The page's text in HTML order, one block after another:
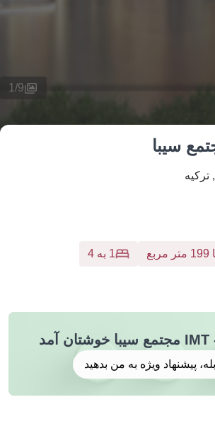
1
پیشنهاد ویژه به من بدهید